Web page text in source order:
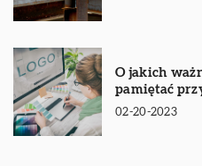
O jakich
pamiętać
02-20-2023